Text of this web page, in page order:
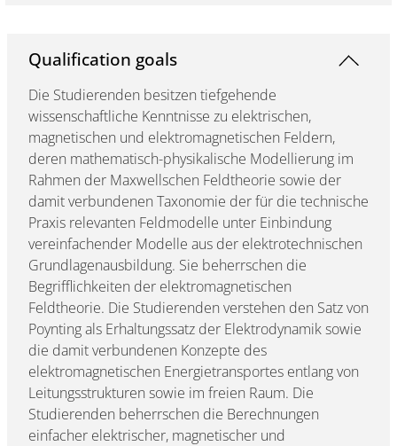
Qualification goals
Die Studierenden besitzen tiefgehende
wissenschaftliche Kenntnisse zu elektrischen,
magnetischen und elektromagnetischen Feldern,
deren mathematisch-physikalische Modellierung im
Rahmen der Maxwellschen Feldtheorie sowie der
damit verbundenen Taxonomie der für die technische
Praxis relevanten Feldmodelle unter Einbindung
vereinfachender Modelle aus der elektrotechnischen
Grundlagenausbildung. Sie beherrschen die
Begrifflichkeiten der elektromagnetischen
Feldtheorie. Die Studierenden verstehen den Satz von
Poynting als Erhaltungssatz der Elektrodynamik sowie
die damit verbundenen Konzepte des
elektromagnetischen Energietransportes entlang von
Leitungsstrukturen sowie im freien Raum. Die
Studierenden beherrschen die Berechnungen
einfacher elektrischer, magnetischer und